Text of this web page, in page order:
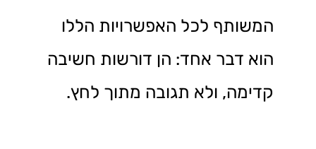
המשותף לכל האפשרויות הללו
הוא דבר אחד: הן דורשות חשיבה
קדימה, ולא תגובה מתוך לחץ.